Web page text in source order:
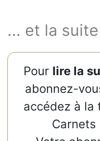
... et la
Pour lire la
abonnez-
accédez à la
Carnets